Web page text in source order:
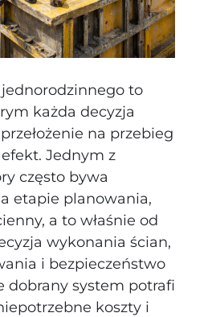
to
każda decyzja
na przebieg
Jednym z
często bywa
etapie planowania,
a to właśnie od
wykonania ścian,
i bezpieczeństwo
dobrany system potrafi
koszty i